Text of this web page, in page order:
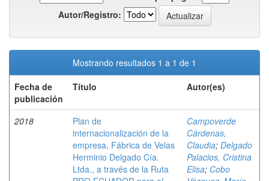
Autor/Registro:
Mostrando resultados 1 a 1 de 1
Fecha de
publicación
Título Autor(es)
2018
Plan de
internacionalización de la
empresa, Fábrica de Velas
Herminio Delgado Cía.
Ltda., a través de la Ruta
Campoverde
Cárdenas,
Claudia; Delgado
Palacios, Cristina
Elisa; Cobo